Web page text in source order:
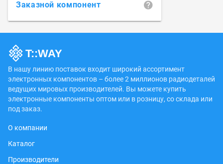
Заказной компонент
В нашу линию поставок входит широкий ассортимент
электронных компонентов – более 2 миллионов радиодеталей
ведущих мировых производителей. Вы можете купить
электронные компоненты оптом или в розницу, со склада или
под заказ.
О компании
Каталог
Производители